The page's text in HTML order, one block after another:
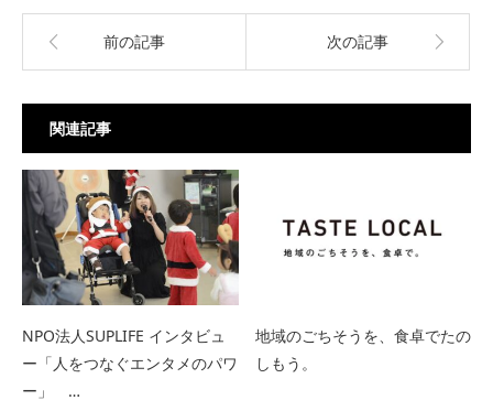
前の記事 次の記事
関連記事
NPO法人SUPLIFE インタビュ
ー「人をつなぐエンタメのパワ
ー」 …
地域のごちそうを、食卓でたの
しもう。